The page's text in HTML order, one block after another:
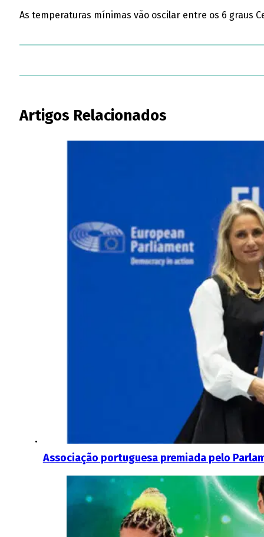
As temperaturas mínimas vão oscilar entre os 6 graus
Artigos Relacionados
Associação portuguesa premiada pelo